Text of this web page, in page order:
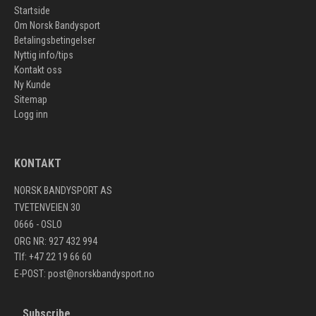
Startside
Om Norsk Bandysport
Betalingsbetingelser
Nyttig info/tips
Kontakt oss
Ny Kunde
Sitemap
Logg inn
KONTAKT
NORSK BANDYSPORT AS
TVETENVEIEN 30
0666 - OSLO
ORG NR: 927 432 994
Tlf: +47 22 19 66 60
E-POST: post@norskbandysport.no
Subscribe